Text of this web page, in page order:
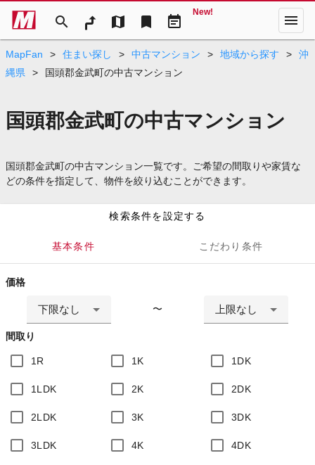
search map bookmark event_note
New! menu
MapFan > 住まい探し > 中古マンション > 地域から探す >
沖
縄県
> 国頭郡金武町の中古マンション
国頭郡金武町の中古マンション
国頭郡金武町の中古マンション一覧です。ご希望の間取りや家賃な
どの条件を指定して、物件を絞り込むことができます。
検索条件を設定する
基本条件 こだわり条件
価格
下限なし 〜 上限なし
間取り
1R 1K 1DK
1LDK 2K 2DK
2LDK 3K 3DK
3LDK 4K 4DK